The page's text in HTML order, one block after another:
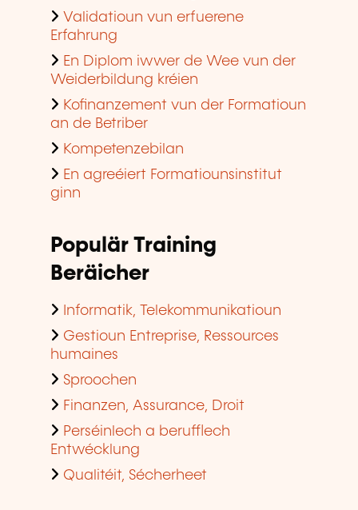
Validatioun vun erfuerene
Erfahrung
En Diplom iwwer de Wee vun der
Weiderbildung kréien
Kofinanzement vun der Formatioun
an de Betriber
Kompetenzebilan
En agreéiert Formatiounsinstitut
ginn
Populär Training
Beräicher
Informatik, Telekommunikatioun
Gestioun Entreprise, Ressources
humaines
Sproochen
Finanzen, Assurance, Droit
Perséinlech a berufflech
Entwécklung
Qualitéit, Sécherheet